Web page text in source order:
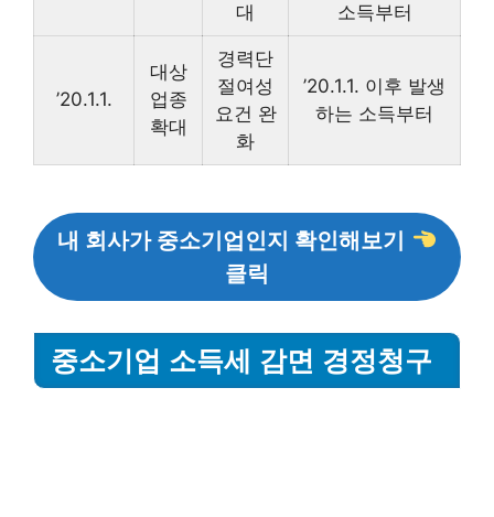
대
소득부터
’20.1.1.
대상
업종
확대
경력단
절여성
요건 완
화
’20.1.1. 이후 발생
하는 소득부터
내 회사가 중소기업인지 확인해보기
클릭
중소기업 소득세 감면 경정청구